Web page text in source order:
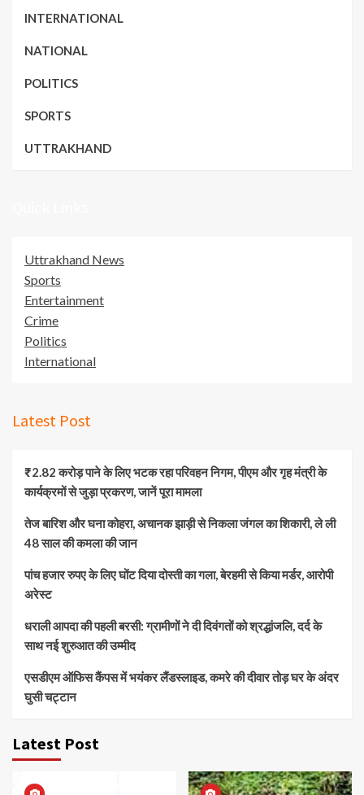
INTERNATIONAL
NATIONAL
POLITICS
SPORTS
UTTRAKHAND
Uttrakhand News
Sports
Entertainment
Crime
Politics
International
Latest Post
₹2.82 करोड़ पाने के लिए भटक रहा परिवहन निगम, पीएम और गृह मंत्री के
कार्यक्रमों से जुड़ा प्रकरण, जानें पूरा मामला
तेज बारिश और घना कोहरा, अचानक झाड़ी से निकला जंगल का शिकारी, ले ली
48 साल की कमला की जान
पांच हजार रुपए के लिए घोंट दिया दोस्ती का गला, बेरहमी से किया मर्डर, आरोपी
अरेस्ट
धराली आपदा की पहली बरसी: ग्रामीणों ने दी दिवंगतों को श्रद्धांजलि, दर्द के
साथ नई शुरुआत की उम्मीद
एसडीएम ऑफिस कैंपस में भयंकर लैंडस्लाइड, कमरे की दीवार तोड़ घर के अंदर
घुसी चट्टान
Latest Post